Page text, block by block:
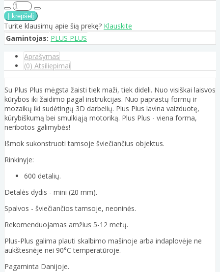
Turite klausimų apie šią prekę? Klauskite
Gamintojas: PLUS PLUS
Aprašymas
(0) Atsiliepimai
Su Plus Plus mėgsta žaisti tiek maži, tiek dideli. Nuo visiškai laisvos
kūrybos iki žaidimo pagal instrukcijas. Nuo paprastų formų ir
mozaikų iki sudėtingų 3D darbelių. Plus Plus lavina vaizduotę,
kūrybiškumą bei smulkiąją motoriką. Plus Plus - viena forma,
neribotos galimybės!
Išmok sukonstruoti tamsoje šviečiančius objektus.
Rinkinyje:
600 detalių.
Detalės dydis - mini (20 mm).
Spalvos - šviečiančios tamsoje, neoninės.
Rekomenduojamas amžius 5-12 metų.
Plus-Plus galima plauti skalbimo mašinoje arba indaplovėje ne
aukštesnėje nei 90°C temperatūroje.
Pagaminta Danijoje.